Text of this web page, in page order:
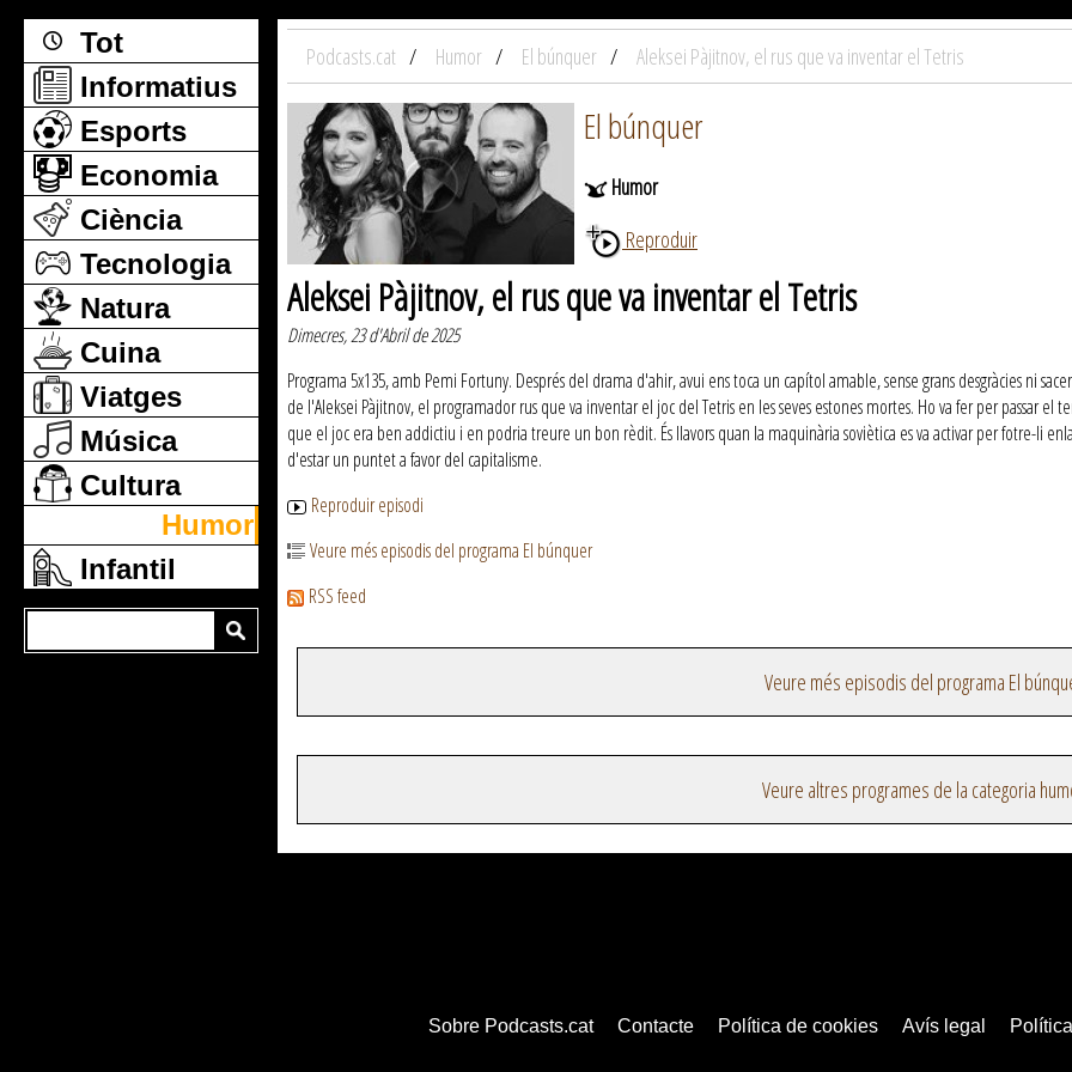
Tot
Informatius
Esports
Economia
Ciència
Tecnologia
Natura
Cuina
Viatges
Música
Cultura
Humor
Infantil
Podcasts.cat Humor El búnquer Aleksei Pàjitnov, el rus que va inventar el Tetris
El búnquer
Humor
Reproduir
Aleksei Pàjitnov, el rus que va inventar el Tetris
Dimecres, 23 d'Abril de 2025
Programa 5x135, amb Pemi Fortuny. Després del drama d'ahir, avui ens toca un capítol amable, sense grans desgràcies ni
de l'Aleksei Pàjitnov, el programador rus que va inventar el joc del Tetris en les seves estones mortes. Ho va fer per passar
que el joc era ben addictiu i en podria treure un bon rèdit. És llavors quan la maquinària soviètica es va activar per fotre-li
d'estar un puntet a favor del capitalisme.
Reproduir episodi
Veure més episodis del programa El búnquer
RSS feed
Veure més episodis del programa El
Veure altres programes de la categoria
Sobre Podcasts.cat Contacte Política de cookies Avís legal